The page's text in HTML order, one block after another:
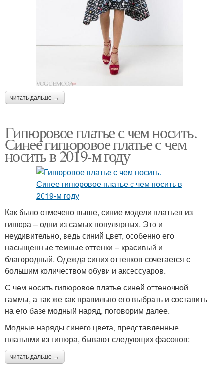
читать дальше →
Гипюровое платье с чем носить.
Синее гипюровое платье с чем
носить в 2019-м году
Как было отмечено выше, синие модели платьев из
гипюра – одни из самых популярных. Это и
неудивительно, ведь синий цвет, особенно его
насыщенные темные оттенки – красивый и
благородный. Одежда синих оттенков сочетается с
большим количеством обуви и аксессуаров.
С чем носить гипюровое платье синей оттеночной
гаммы, а так же как правильно его выбрать и составить
на его базе модный наряд, поговорим далее.
Модные наряды синего цвета, представленные
платьями из гипюра, бывают следующих фасонов:
читать дальше →